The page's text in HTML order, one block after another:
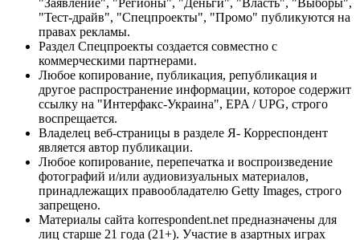
"Тест-драйв", "Спецпроекты", "Промо" публикуются на
правах рекламы.
Раздел Спецпроекты создается совместно с
коммерческими партнерами.
Любое копирование, публикация, републикация и
другое распространение информации, которое содержит
ссылку на "Интерфакс-Украина", EPA / UPG, строго
воспрещается.
Владелец веб-страницы в разделе Я- Корреспондент
является автор публикации.
Любое копирование, перепечатка и воспроизведение
фотографий и/или аудиовизуальных материалов,
принадлежащих правообладателю Getty Images, строго
запрещено.
Материалы сайта korrespondent.net предназначены для
лиц старше 21 года (21+). Участие в азартных играх